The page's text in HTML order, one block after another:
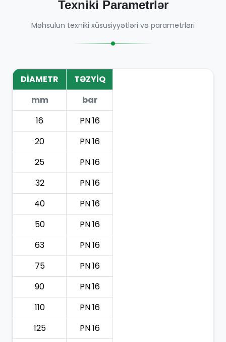
Texniki Parametrlər
Məhsulun texniki xüsusiyyətləri və parametrləri
DİAMETR
TƏZYİQ
mm
bar
16
PN 16
20
PN 16
25
PN 16
32
PN 16
40
PN 16
50
PN 16
63
PN 16
75
PN 16
90
PN 16
110
PN 16
125
PN 16